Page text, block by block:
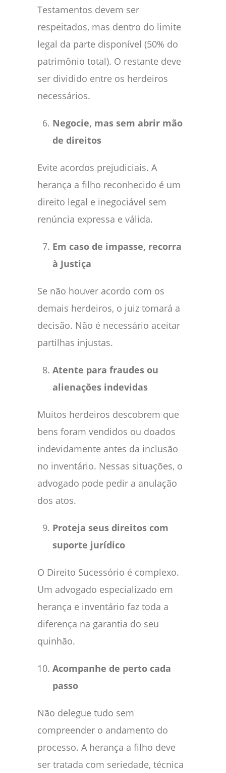
Testamentos devem ser
respeitados, mas dentro do limite
legal da parte disponível (50% do
patrimônio total). O restante deve
ser dividido entre os herdeiros
necessários.
Negocie, mas sem abrir mão
de direitos
Evite acordos prejudiciais. A
herança a filho reconhecido é um
direito legal e inegociável sem
renúncia expressa e válida.
Em caso de impasse, recorra
à Justiça
Se não houver acordo com os
demais herdeiros, o juiz tomará a
decisão. Não é necessário aceitar
partilhas injustas.
Atente para fraudes ou
alienações indevidas
Muitos herdeiros descobrem que
bens foram vendidos ou doados
indevidamente antes da inclusão
no inventário. Nessas situações, o
advogado pode pedir a anulação
dos atos.
Proteja seus direitos com
suporte jurídico
O Direito Sucessório é complexo.
Um advogado especializado em
herança e inventário faz toda a
diferença na garantia do seu
quinhão.
Acompanhe de perto cada
passo
Não delegue tudo sem
compreender o andamento do
processo. A herança a filho deve
ser tratada com seriedade, técnica